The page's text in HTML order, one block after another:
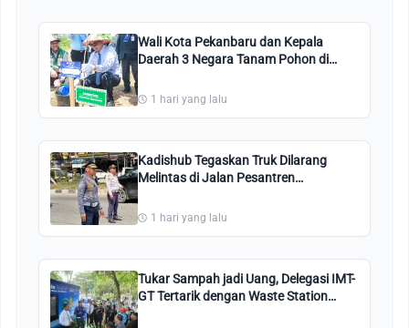
Wali Kota Pekanbaru dan Kepala
Daerah 3 Negara Tanam Pohon di
1 hari yang lalu
Kadishub Tegaskan Truk Dilarang
Melintas di Jalan Pesantren
Balik!
1 hari yang lalu
Tukar Sampah jadi Uang, Delegasi IMT-
GT Tertarik dengan Waste Station